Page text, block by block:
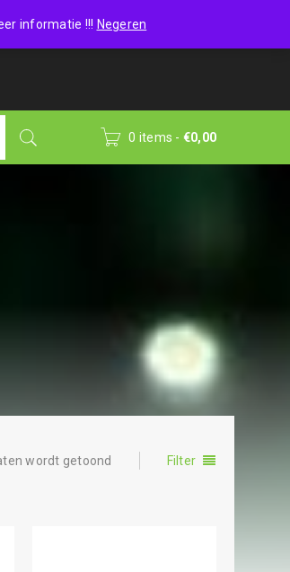
informatie !!! Negeren
Wishlist (0)
0 items - €0,00
Filter
wordt getoond